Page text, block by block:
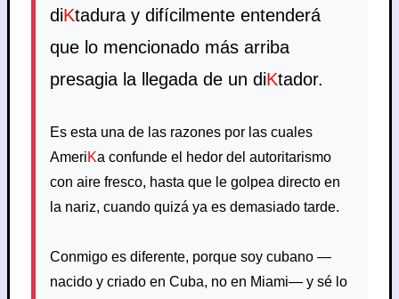
diKtadura y difícilmente entenderá
que lo mencionado más arriba
presagia la llegada de un diKtador.
Es esta una de las razones por las cuales
AmeriKa confunde el hedor del autoritarismo
con aire fresco, hasta que le golpea directo en
la nariz, cuando quizá ya es demasiado tarde.
Conmigo es diferente, porque soy cubano —
nacido y criado en Cuba, no en Miami— y sé lo